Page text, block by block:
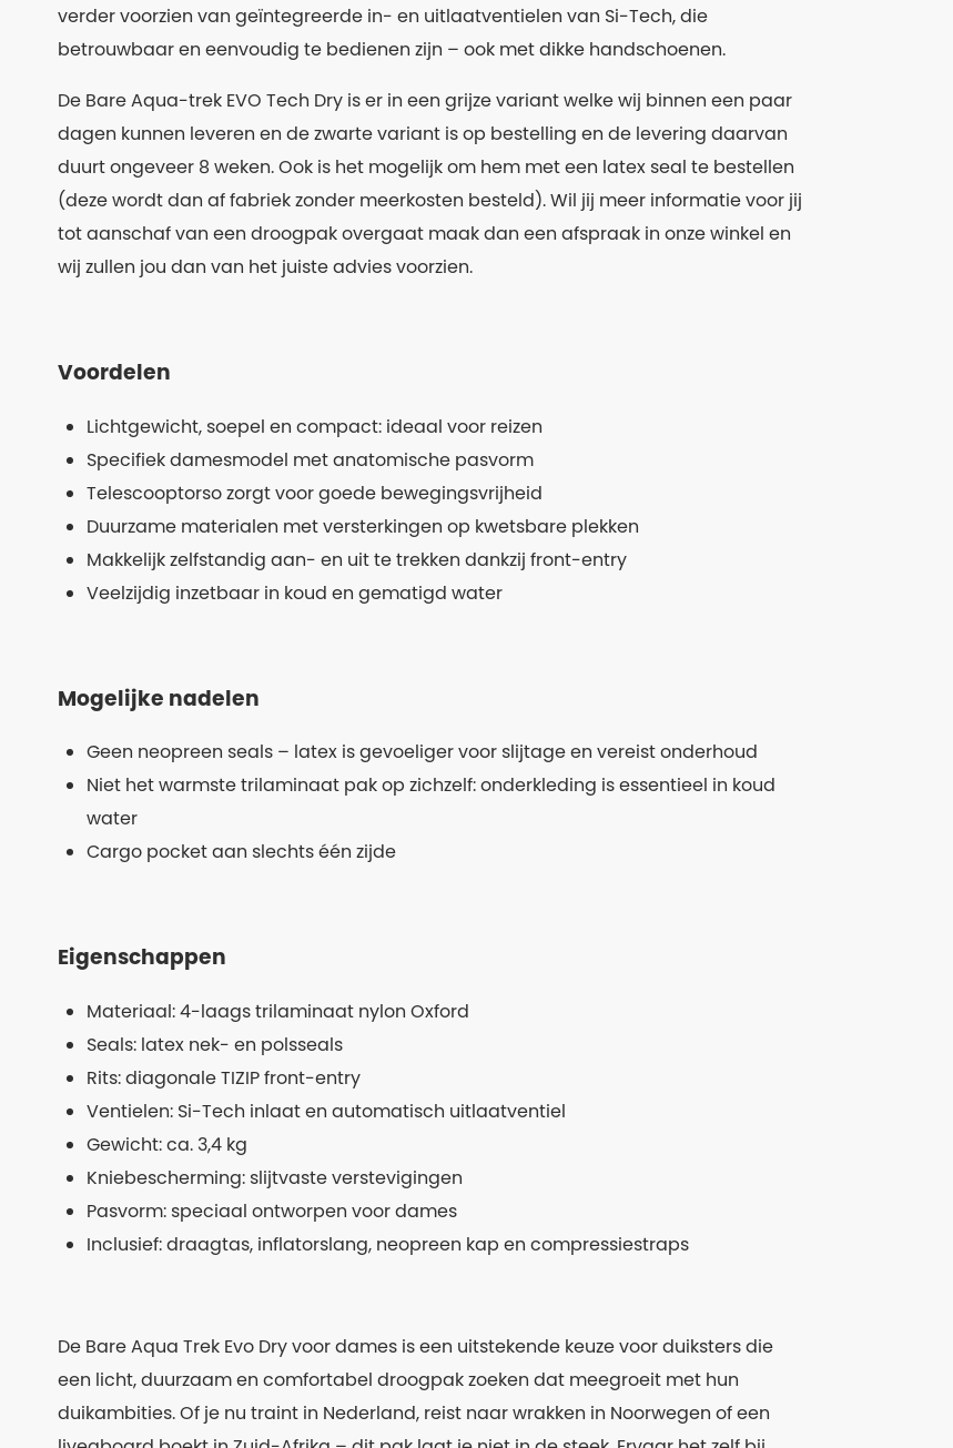
verder voorzien van geïntegreerde in- en uitlaatventielen van Si-Tech, die
betrouwbaar en eenvoudig te bedienen zijn – ook met dikke handschoenen.
De Bare Aqua-trek EVO Tech Dry is er in een grijze variant welke wij binnen een paar
dagen kunnen leveren en de zwarte variant is op bestelling en de levering daarvan
duurt ongeveer 8 weken. Ook is het mogelijk om hem met een latex seal te bestellen
(deze wordt dan af fabriek zonder meerkosten besteld). Wil jij meer informatie voor jij
tot aanschaf van een droogpak overgaat maak dan een afspraak in onze winkel en
wij zullen jou dan van het juiste advies voorzien.
Voordelen
Lichtgewicht, soepel en compact: ideaal voor reizen
Specifiek damesmodel met anatomische pasvorm
Telescooptorso zorgt voor goede bewegingsvrijheid
Duurzame materialen met versterkingen op kwetsbare plekken
Makkelijk zelfstandig aan- en uit te trekken dankzij front-entry
Veelzijdig inzetbaar in koud en gematigd water
Mogelijke nadelen
Geen neopreen seals – latex is gevoeliger voor slijtage en vereist onderhoud
Niet het warmste trilaminaat pak op zichzelf: onderkleding is essentieel in koud
water
Cargo pocket aan slechts één zijde
Eigenschappen
Materiaal: 4-laags trilaminaat nylon Oxford
Seals: latex nek- en polsseals
Rits: diagonale TIZIP front-entry
Ventielen: Si-Tech inlaat en automatisch uitlaatventiel
Gewicht: ca. 3,4 kg
Kniebescherming: slijtvaste verstevigingen
Pasvorm: speciaal ontworpen voor dames
Inclusief: draagtas, inflatorslang, neopreen kap en compressiestraps
De Bare Aqua Trek Evo Dry voor dames is een uitstekende keuze voor duiksters die
een licht, duurzaam en comfortabel droogpak zoeken dat meegroeit met hun
duikambities. Of je nu traint in Nederland, reist naar wrakken in Noorwegen of een